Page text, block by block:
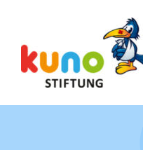
content